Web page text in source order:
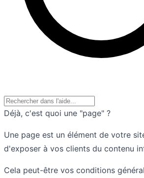
Déjà, c'est quoi une "page" ?
Une page est un élément de votre
d'exposer à vos clients du contenu
Cela peut-être vos conditions